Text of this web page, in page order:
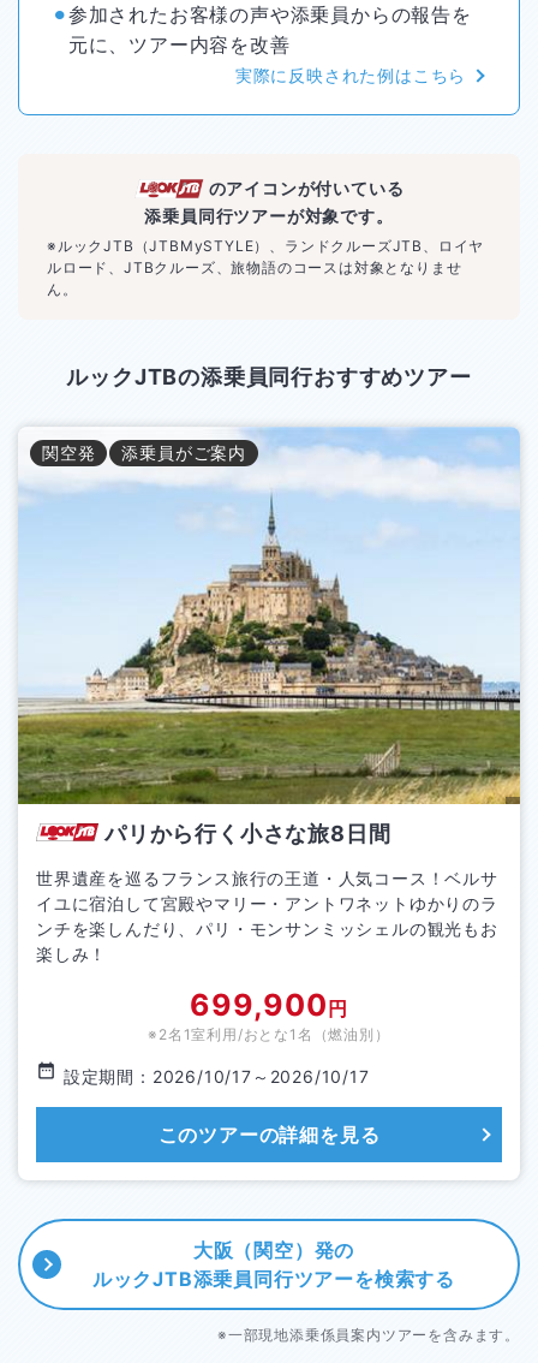
⚫︎参加されたお客様の声や添乗員からの報告を
元に、ツアー内容を改善
実際に反映された例はこちら
のアイコンが付いている
添乗員同行ツアーが対象です。
※ルックJTB（JTBMySTYLE）、ランドクルーズJTB、ロイヤ
ルロード、JTBクルーズ、旅物語のコースは対象となりませ
ん。
ルックJTBの添乗員同行おすすめツアー
パリから行く小さな旅8日間
世界遺産を巡るフランス旅行の王道・人気コース！ベルサ
イユに宿泊して宮殿やマリー・アントワネットゆかりのラ
ンチを楽しんだり、パリ・モンサンミッシェルの観光もお
楽しみ！
関空発 添乗員がご案内
699,900 円
※2名1室利用/おとな1名（燃油別 ）
設定期間： 2026/10/17 ～ 2026/10/17
このツアーの詳細を見る
大阪（関空）発の
ルックJTB添乗員同行ツアーを検索する
※一部現地添乗係員案内ツアーを含みます。